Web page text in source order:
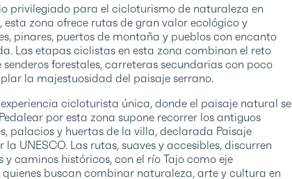
privilegiado para el cicloturismo de naturaleza en
zona ofrece rutas de gran valor ecológico y
pinares, puertos de montaña y pueblos con encanto
Las etapas ciclistas en esta zona combinan el reto
forestales, carreteras secundarias con poco
la majestuosidad del paisaje serrano.
cicloturista única, donde el paisaje natural se
por esta zona supone recorrer los antiguos
palacios y huertas de la villa, declarada Paisaje
UNESCO. Las rutas, suaves y accesibles, discurren
caminos históricos, con el río Tajo como eje
buscan combinar naturaleza, arte y cultura en